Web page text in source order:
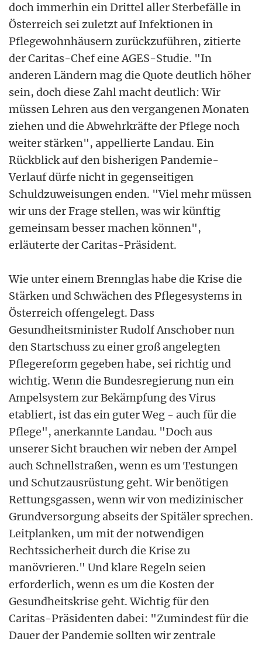
doch immerhin ein Drittel aller Sterbefälle in
Österreich sei zuletzt auf Infektionen in
Pflegewohnhäusern zurückzuführen, zitierte
der Caritas-Chef eine AGES-Studie. "In
anderen Ländern mag die Quote deutlich höher
sein, doch diese Zahl macht deutlich: Wir
müssen Lehren aus den vergangenen Monaten
ziehen und die Abwehrkräfte der Pflege noch
weiter stärken", appellierte Landau. Ein
Rückblick auf den bisherigen Pandemie-
Verlauf dürfe nicht in gegenseitigen
Schuldzuweisungen enden. "Viel mehr müssen
wir uns der Frage stellen, was wir künftig
gemeinsam besser machen können",
erläuterte der Caritas-Präsident.
Wie unter einem Brennglas habe die Krise die
Stärken und Schwächen des Pflegesystems in
Österreich offengelegt. Dass
Gesundheitsminister Rudolf Anschober nun
den Startschuss zu einer groß angelegten
Pflegereform gegeben habe, sei richtig und
wichtig. Wenn die Bundesregierung nun ein
Ampelsystem zur Bekämpfung des Virus
etabliert, ist das ein guter Weg - auch für die
Pflege", anerkannte Landau. "Doch aus
unserer Sicht brauchen wir neben der Ampel
auch Schnellstraßen, wenn es um Testungen
und Schutzausrüstung geht. Wir benötigen
Rettungsgassen, wenn wir von medizinischer
Grundversorgung abseits der Spitäler sprechen.
Leitplanken, um mit der notwendigen
Rechtssicherheit durch die Krise zu
manövrieren." Und klare Regeln seien
erforderlich, wenn es um die Kosten der
Gesundheitskrise geht. Wichtig für den
Caritas-Präsidenten dabei: "Zumindest für die
Dauer der Pandemie sollten wir zentrale